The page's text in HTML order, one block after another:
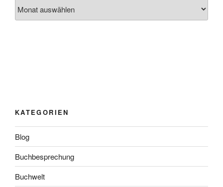
KATEGORIEN
Blog
Buchbesprechung
Buchwelt